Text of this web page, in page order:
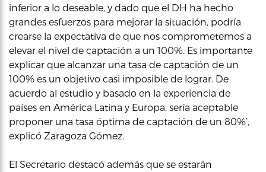
inferior a lo deseable, y dado que el DH ha hecho
grandes esfuerzos para mejorar la situación, podría
crearse la expectativa de que nos comprometemos a
elevar el nivel de captación a un 100%. Es importante
explicar que alcanzar una tasa de captación de un
100% es un objetivo casi imposible de lograr. De
acuerdo al estudio y basado en la experiencia de
países en América Latina y Europa, sería aceptable
proponer una tasa óptima de captación de un 80%’,
explicó Zaragoza Gómez.
El Secretario destacó además que se estarán